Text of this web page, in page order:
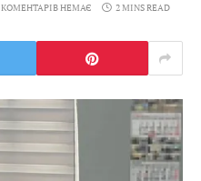
КОМЕНТАРІВ НЕМАЄ 2 MINS READ